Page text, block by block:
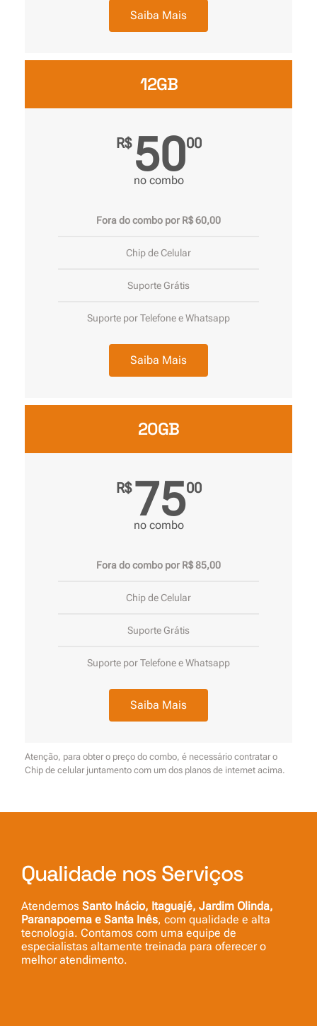
Saiba Mais
12GB
R$ 5000
no combo
Fora do combo por R$ 60,00
Chip de Celular
Suporte Grátis
Suporte por Telefone e Whatsapp
Saiba Mais
20GB
R$ 7500
no combo
Fora do combo por R$ 85,00
Chip de Celular
Suporte Grátis
Suporte por Telefone e Whatsapp
Saiba Mais
Atenção, para obter o preço do combo, é necessário contratar o
Chip de celular juntamento com um dos planos de internet acima.
Qualidade nos Serviços
Atendemos Santo Inácio, Itaguajé, Jardim Olinda,
Paranapoema e Santa Inês, com qualidade e alta
tecnologia. Contamos com uma equipe de
especialistas altamente treinada para oferecer o
melhor atendimento.